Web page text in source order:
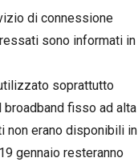
di connessione
sono informati in
soprattutto
fisso ad alta
non erano disponibili in
gennaio resteranno